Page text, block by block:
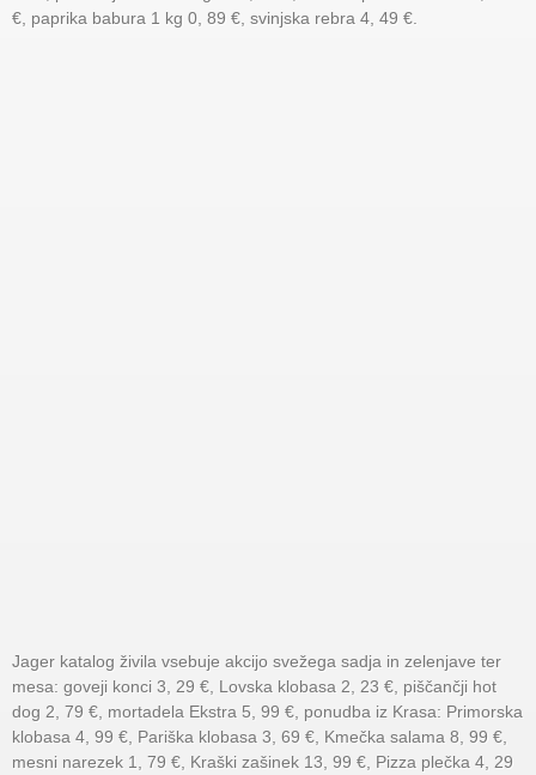
€, paprika babura 1 kg 0, 89 €, svinjska rebra 4, 49 €.
Jager katalog živila vsebuje akcijo svežega sadja in zelenjave ter
mesa: goveji konci 3, 29 €, Lovska klobasa 2, 23 €, piščančji hot
dog 2, 79 €, mortadela Ekstra 5, 99 €, ponudba iz Krasa: Primorska
klobasa 4, 99 €, Pariška klobasa 3, 69 €, Kmečka salama 8, 99 €,
mesni narezek 1, 79 €, Kraški zašinek 13, 99 €, Pizza plečka 4, 29